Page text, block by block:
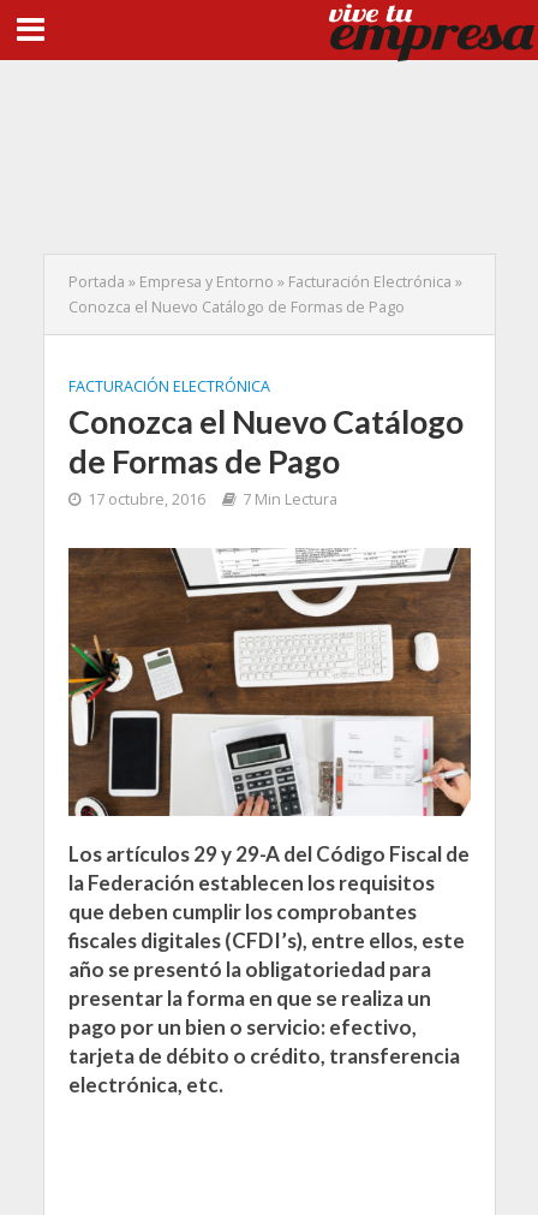
Portada » Empresa y Entorno » Facturación Electrónica »
Conozca el Nuevo Catálogo de Formas de Pago
FACTURACIÓN ELECTRÓNICA
Conozca el Nuevo Catálogo
de Formas de Pago
17 octubre, 2016 7 Min Lectura
Los artículos 29 y 29-A del Código Fiscal de
la Federación establecen los requisitos
que deben cumplir los comprobantes
fiscales digitales (CFDI’s), entre ellos, este
año se presentó la obligatoriedad para
presentar la forma en que se realiza un
pago por un bien o servicio: efectivo,
tarjeta de débito o crédito, transferencia
electrónica, etc.